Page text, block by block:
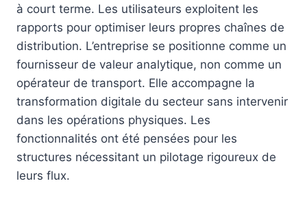
à court terme. Les utilisateurs exploitent les
rapports pour optimiser leurs propres chaînes de
distribution. L’entreprise se positionne comme un
fournisseur de valeur analytique, non comme un
opérateur de transport. Elle accompagne la
transformation digitale du secteur sans intervenir
dans les opérations physiques. Les
fonctionnalités ont été pensées pour les
structures nécessitant un pilotage rigoureux de
leurs flux.